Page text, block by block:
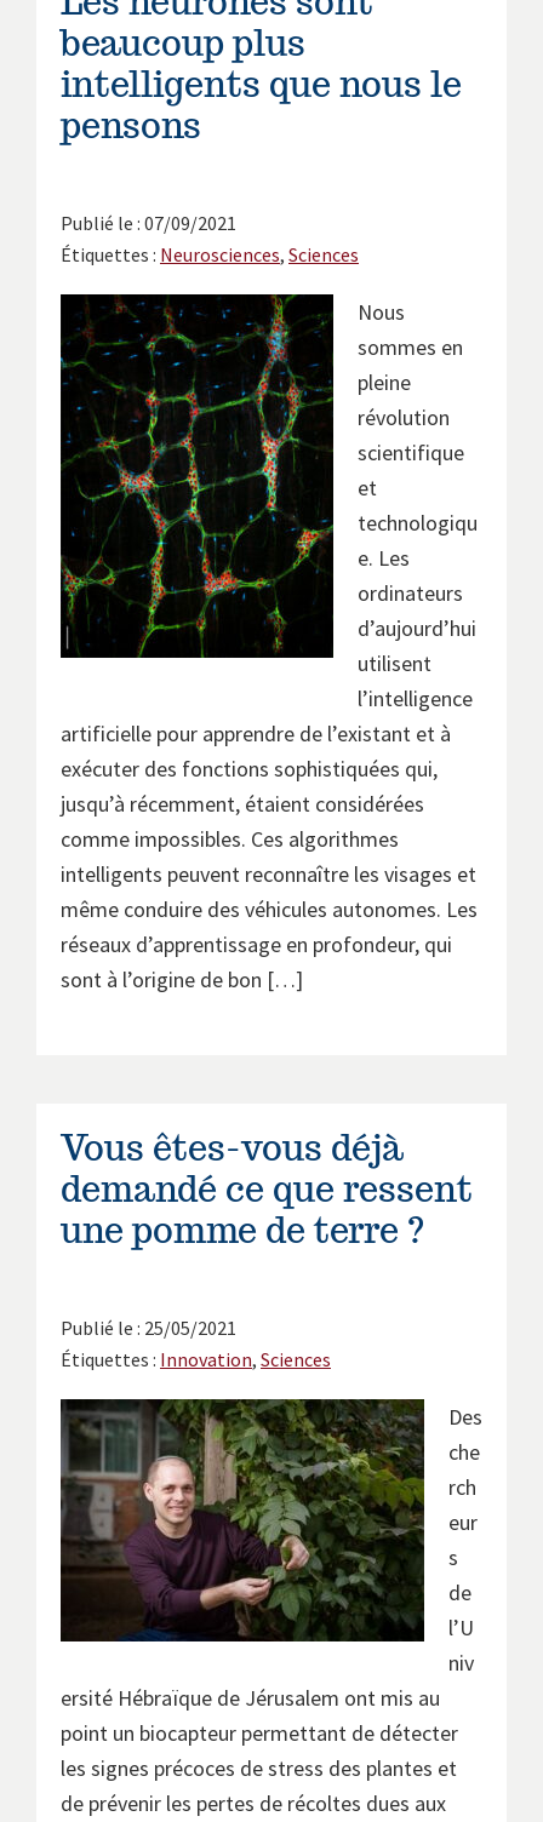
beaucoup plus
intelligents que nous le
pensons
Publié le : 07/09/2021
Étiquettes : Neurosciences, Sciences
Nous
sommes en
pleine
révolution
scientifique
et
technologiqu
e. Les
ordinateurs
d’aujourd’hui
utilisent
l’intelligence
artificielle pour apprendre de l’existant et à
exécuter des fonctions sophistiquées qui,
jusqu’à récemment, étaient considérées
comme impossibles. Ces algorithmes
intelligents peuvent reconnaître les visages et
même conduire des véhicules autonomes. Les
réseaux d’apprentissage en profondeur, qui
sont à l’origine de bon […]
Vous êtes-vous déjà
demandé ce que ressent
une pomme de terre ?
Publié le : 25/05/2021
Étiquettes : Innovation, Sciences
Des
che
rch
eur
s
de
l’U
niv
ersité Hébraïque de Jérusalem ont mis au
point un biocapteur permettant de détecter
les signes précoces de stress des plantes et
de prévenir les pertes de récoltes dues aux